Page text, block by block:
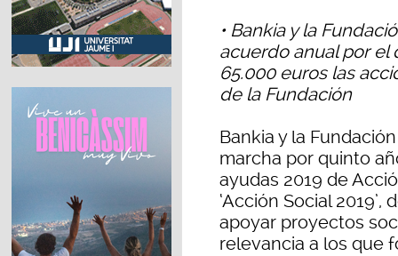
• Bankia y la
acuerdo anual por el
65.000 euros las
de la Fundación
Bankia y la
marcha por quinto
ayudas 2019 de
‘Acción Social
apoyar proyectos
relevancia a los que